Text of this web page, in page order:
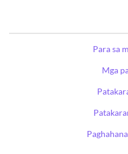
Para sa
Mga